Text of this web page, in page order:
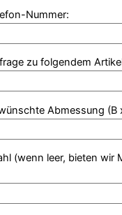
Nummer:
zu folgendem
Abmessung (B
(wenn leer, bieten wir